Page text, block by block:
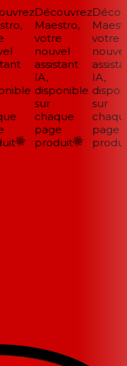
Découvrez
Maestro,
votre
nouvel
assistant
IA,
disponible
sur
chaque
page
produit
votre
nouvel
IA,
sur
chaque
page
produit